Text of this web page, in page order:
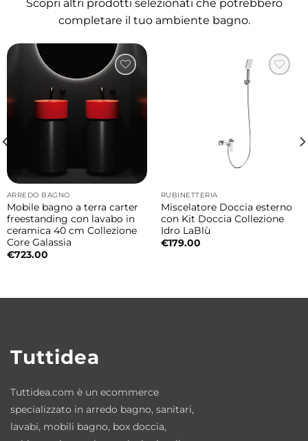
permettendo di personalizzare lo spazio
dell’ambiente.
Finitura Terra Lucido elegante e materica
La tonalità Terra Lucido dona carattere e
profondità agli ambienti contemporanei,
valorizzando abbinamenti con legni naturali,
superfici materiche e dettagli moderni dal
gusto raffinato.
Ideale anche per installazioni outdoor
coperte
Grazie alla qualità della ceramica Colavene e
essere utilizzato anche in spazi esterni
Materiali e qualità costruttiva
igiene e semplicità di pulizia. Materiali di alta
qualità progettati per durare nel tempo
mantenendo eleganza e funzionalità.
Scopri altri prodotti selezionati che potrebbero
completare il tuo ambiente bagno.
ARREDO BAGNO
Mobile bagno a terra carter
freestanding con lavabo in
ceramica 40 cm Collezione
Core Galassia
€723.00
RUBINETTERIA
Miscelatore Doccia esterno
con Kit Doccia Collezione
Idro LaBlù
€179.00
Tuttidea
Tuttidea.com è un ecommerce
specializzato in arredo bagno, sanitari,
lavabi, mobili bagno, box doccia,